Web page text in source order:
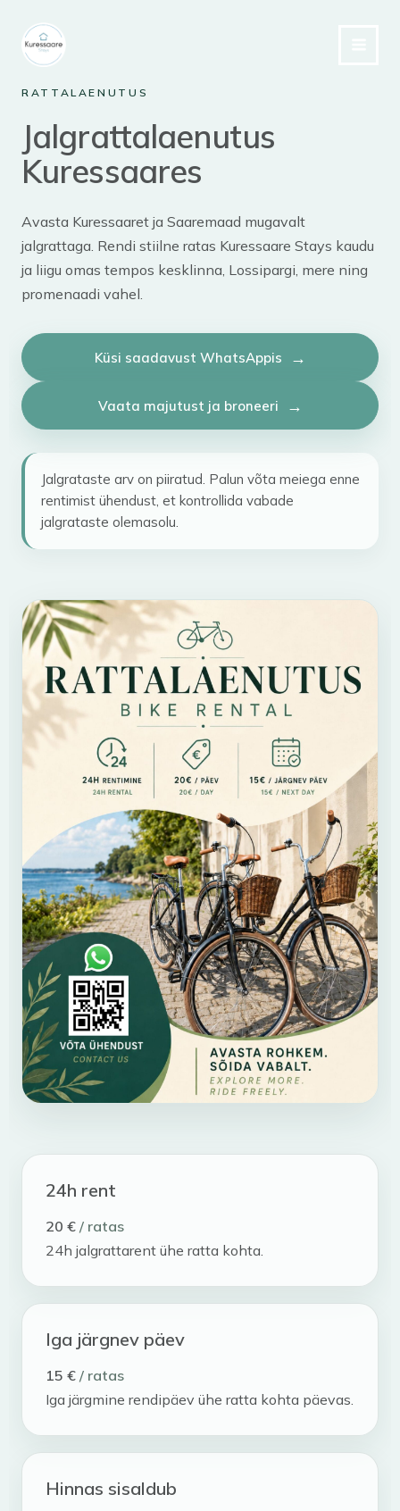
content
RATTALAENUTUS
Jalgrattalaenutus
Kuressaares
Avasta Kuressaaret ja Saaremaad mugavalt
jalgrattaga. Rendi stiilne ratas Kuressaare Stays kaudu
ja liigu omas tempos kesklinna, Lossipargi, mere ning
promenaadi vahel.
Küsi saadavust WhatsAppis
Vaata majutust ja broneeri
Jalgrataste arv on piiratud. Palun võta meiega enne
rentimist ühendust, et kontrollida vabade
jalgrataste olemasolu.
24h rent
20 € / ratas
24h jalgrattarent ühe ratta kohta.
Iga järgnev päev
15 € / ratas
Iga järgmine rendipäev ühe ratta kohta päevas.
Hinnas sisaldub